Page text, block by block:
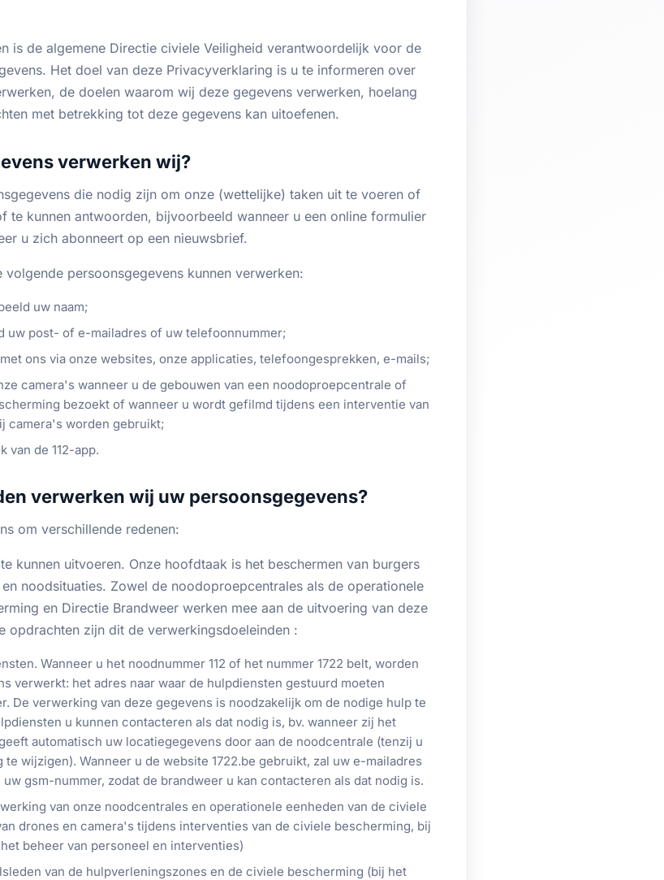
is de algemene Directie civiele Veiligheid verantwoordelijk voor de
Het doel van deze Privacyverklaring is u te informeren over
de doelen waarom wij deze gegevens verwerken, hoelang
met betrekking tot deze gegevens kan uitoefenen.
verwerken wij?
die nodig zijn om onze (wettelijke) taken uit te voeren of
te kunnen antwoorden, bijvoorbeeld wanneer u een online formulier
u zich abonneert op een nieuwsbrief.
persoonsgegevens kunnen verwerken:
uw naam;
uw post- of e-mailadres of uw telefoonnummer;
ons via onze websites, onze applicaties, telefoongesprekken, e-mails;
camera's wanneer u de gebouwen van een noodoproepcentrale of
bezoekt of wanneer u wordt gefilmd tijdens een interventie van
camera's worden gebruikt;
van de 112-app.
verwerken wij uw persoonsgegevens?
om verschillende redenen:
kunnen uitvoeren. Onze hoofdtaak is het beschermen van burgers
noodsituaties. Zowel de noodoproepcentrales als de operationele
en Directie Brandweer werken mee aan de uitvoering van deze
opdrachten zijn dit de verwerkingsdoeleinden :
Wanneer u het noodnummer 112 of het nummer 1722 belt, worden
verwerkt: het adres naar waar de hulpdiensten gestuurd moeten
De verwerking van deze gegevens is noodzakelijk om de nodige hulp te
u kunnen contacteren als dat nodig is, bv. wanneer zij het
automatisch uw locatiegegevens door aan de noodcentrale (tenzij u
wijzigen). Wanneer u de website 1722.be gebruikt, zal uw e-mailadres
gsm-nummer, zodat de brandweer u kan contacteren als dat nodig is.
van onze noodcentrales en operationele eenheden van de civiele
drones en camera's tijdens interventies van de civiele bescherming, bij
beheer van personeel en interventies)
van de hulpverleningszones en de civiele bescherming (bij het